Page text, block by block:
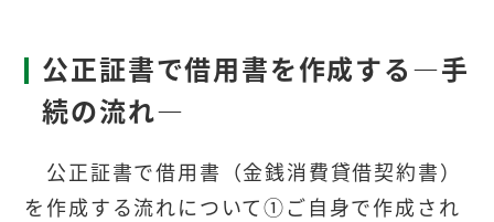
公正証書で借用書を作成する―手
続の流れ―
公正証書で借用書（金銭消費貸借契約書）
を作成する流れについて①ご自身で作成され